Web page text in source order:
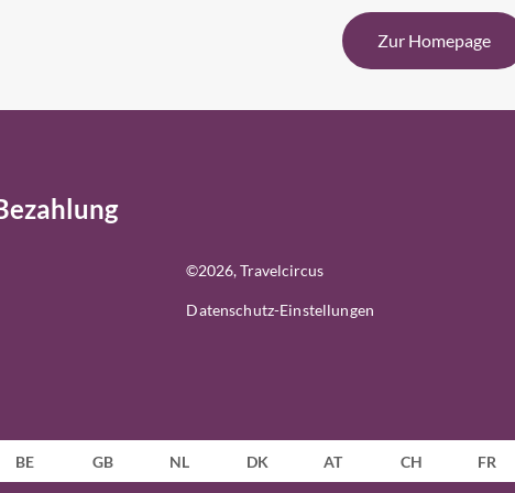
Zur Homepage
©2026, Travelcircus
Datenschutz-Einstellungen
BE GB NL DK AT CH FR